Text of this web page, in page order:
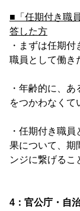
■「任期付き職
答した方
・まずは任期
職員として働き
・年齢的に、
をつかわなくて
・任期付き職
果について、期
ンジに繋げるこ
4：官公庁・自